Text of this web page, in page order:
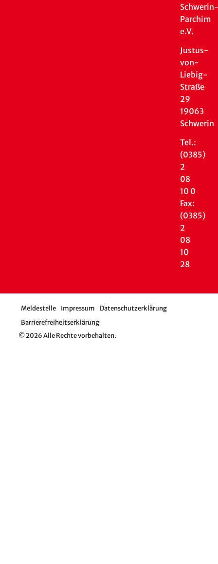
Parchim
e.V.
Justus-
von-
Liebig-
Straße
29
19063
Schwerin
Tel.:
(0385)
2
08
10 0
Fax:
(0385)
2
08
10
28
© 2026 Alle Rechte vorbehalten.
Meldestelle Impressum
Datenschutzerklärung
Barrierefreiheitserklärung